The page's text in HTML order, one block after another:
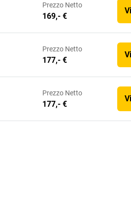
Prezzo Netto
169,- €
Prezzo Netto
177,- €
Prezzo Netto
177,- €